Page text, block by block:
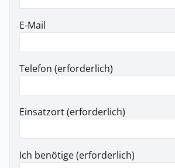
E-Mail
Telefon (erforderlich)
Einsatzort (erforderlich)
Ich benötige (erforderlich)